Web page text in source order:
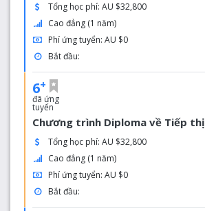
Tổng học phí: AU $32,800
Cao đẳng (1 năm)
Phí ứng tuyển: AU $0
Bắt đầu:
6+
đã ứng
tuyển
Chương trình Diploma về Tiếp thị
Tổng học phí: AU $32,800
Cao đẳng (1 năm)
Phí ứng tuyển: AU $0
Bắt đầu: